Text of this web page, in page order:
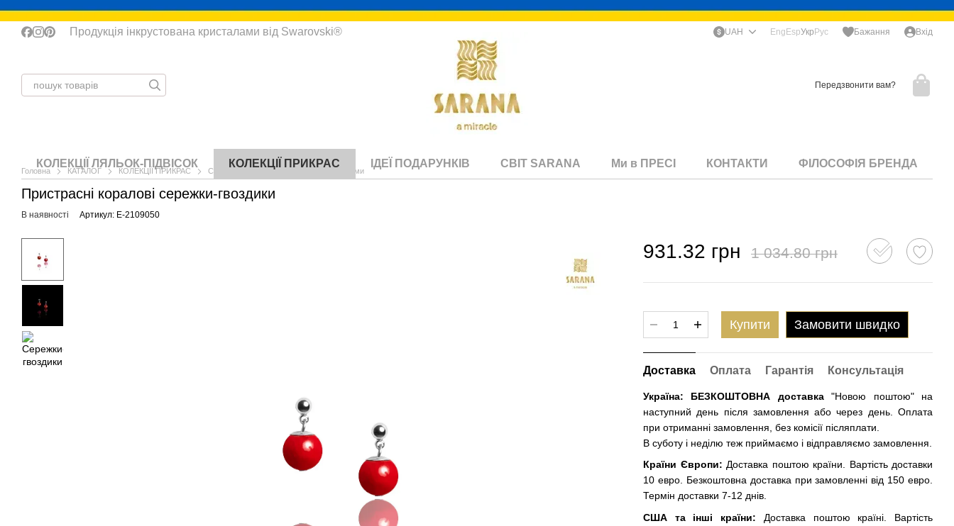
Перейти до основного контенту
Продукція інкрустована кристалами від Swarovski® UAH Eng EspУкр Рус Бажання Вхід
Передзвонити вам?
КОЛЕКЦІЇ ЛЯЛЬОК-ПІДВІСОК КОЛЕКЦІЇ ПРИКРАС ІДЕЇ ПОДАРУНКІВ СВІТ SARANA Ми в ПРЕСІ КОНТАКТИ ФІЛОСОФІЯ БРЕНДА
Головна КАТАЛОГ КОЛЕКЦІЇ ПРИКРАС Сережки Сережки-гвоздики з коралами
Пристрасні коралові сережки-гвоздики
В наявності Артикул: E-2109050
931.32 грн 1 034.80 грн
Купити Замовити швидко
Доставка Оплата Гарантія Консультація
Україна: БЕЗКОШТОВНА доставка"Новою поштою" на
наступний день після замовлення або через день. Оплата
при отриманні замовлення, без комісії післяплати.
В суботу і неділю теж приймаємо і відправляємо замовлення.
Країни Європи: Доставка поштою країни. Вартість доставки
10 евро. Безкоштовна доставка при замовленні від 150 евро.
Термін доставки 7-12 днів.
США та інші країни: Доставка поштою країні. Вартість